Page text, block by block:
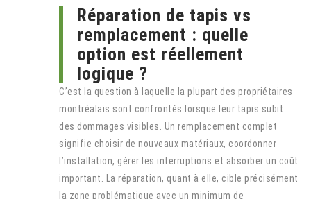
Réparation de tapis vs
remplacement : quelle
option est réellement
logique ?
C’est la question à laquelle la plupart des propriétaires
montréalais sont confrontés lorsque leur tapis subit
des dommages visibles. Un remplacement complet
signifie choisir de nouveaux matériaux, coordonner
l’installation, gérer les interruptions et absorber un coût
important. La réparation, quant à elle, cible précisément
la zone problématique avec un minimum de